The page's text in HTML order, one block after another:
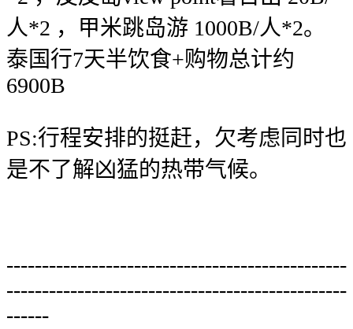
人*2 ，甲米跳岛游 1000B/人*2。
泰国行7天半饮食+购物总计约
6900B
PS:行程安排的挺赶，欠考虑同时也
是不了解凶猛的热带气候。
------------------------------------------------
------------------------------------------------
------